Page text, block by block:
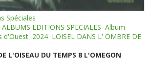
Spéciales
ALBUMS EDITIONS SPECIALES Album
d'Ouest 2024 LOISEL DANS L' OMBRE DE
L'OISEAU DU TEMPS 8 L'OMEGON